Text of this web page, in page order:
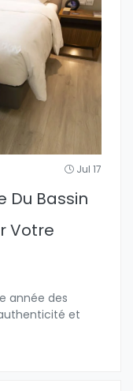
Jul 17
Du Bassin
Votre
année des
et